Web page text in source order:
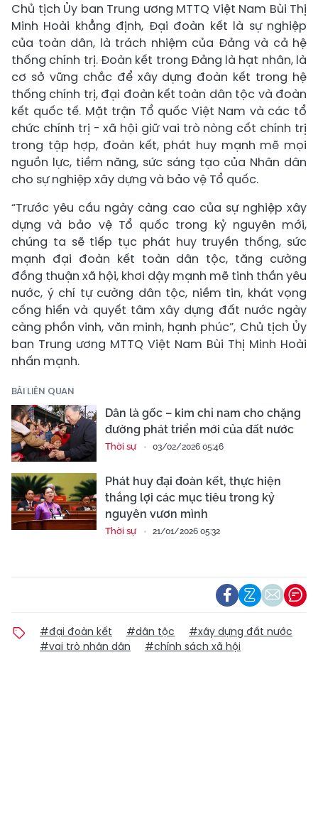
Chủ tịch Ủy ban Trung ương MTTQ Việt Nam Bùi Thị
Minh Hoài khẳng định, Đại đoàn kết là sự nghiệp
của toàn dân, là trách nhiệm của Đảng và cả hệ
thống chính trị. Đoàn kết trong Đảng là hạt nhân, là
cơ sở vững chắc để xây dựng đoàn kết trong hệ
thống chính trị, đại đoàn kết toàn dân tộc và đoàn
kết quốc tế. Mặt trận Tổ quốc Việt Nam và các tổ
chức chính trị - xã hội giữ vai trò nòng cốt chính trị
trong tập hợp, đoàn kết, phát huy mạnh mẽ mọi
nguồn lực, tiềm năng, sức sáng tạo của Nhân dân
cho sự nghiệp xây dựng và bảo vệ Tổ quốc.
“Trước yêu cầu ngày càng cao của sự nghiệp xây
dựng và bảo vệ Tổ quốc trong kỷ nguyên mới,
chúng ta sẽ tiếp tục phát huy truyền thống, sức
mạnh đại đoàn kết toàn dân tộc, tăng cường
đồng thuận xã hội, khơi dậy mạnh mẽ tinh thần yêu
nước, ý chí tự cường dân tộc, niềm tin, khát vọng
cống hiến và quyết tâm xây dựng đất nước ngày
càng phồn vinh, văn minh, hạnh phúc”, Chủ tịch Ủy
ban Trung ương MTTQ Việt Nam Bùi Thị Minh Hoài
nhấn mạnh.
BÀI LIÊN QUAN
Dân là gốc – kim chỉ nam cho chặng
đường phát triển mới của đất nước
Thời sự 03/02/2026 05:46
Phát huy đại đoàn kết, thực hiện
thắng lợi các mục tiêu trong kỷ
nguyên vươn mình
Thời sự 21/01/2026 05:32
#đại đoàn kết #dân tộc
#xây dựng đất nước
#vai trò nhân dân
#chính sách xã hội